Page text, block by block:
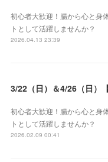
初心者大歓迎！腸から心と
トとして活躍しませんか？
2026.04.13 23:39
初心者大歓迎！腸から心と
トとして活躍しませんか？
2026.02.09 00:41